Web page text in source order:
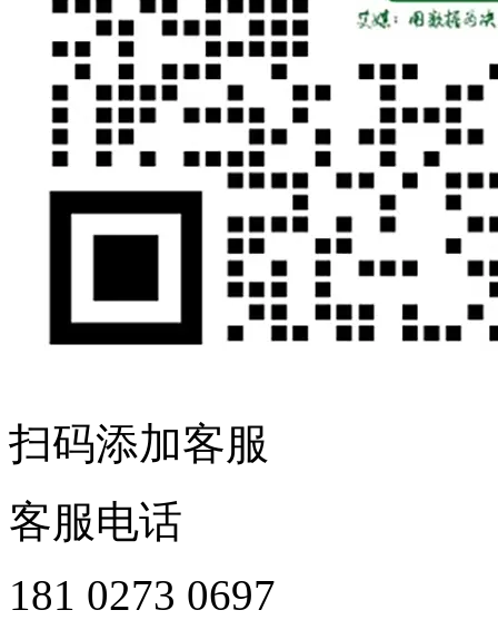
扫码添加客服
客服电话
181 0273 0697